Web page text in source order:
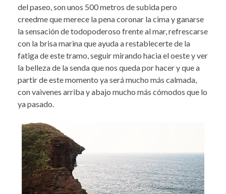
del paseo, son unos 500 metros de subida pero
creedme que merece la pena coronar la cima y ganarse
la sensación de todopoderoso frente al mar, refrescarse
con la brisa marina que ayuda a restablecerte de la
fatiga de este tramo, seguir mirando hacia el oeste y ver
la belleza de la senda que nos queda por hacer y que a
partir de este momento ya será mucho más calmada,
con vaivenes arriba y abajo mucho más cómodos que lo
ya pasado.